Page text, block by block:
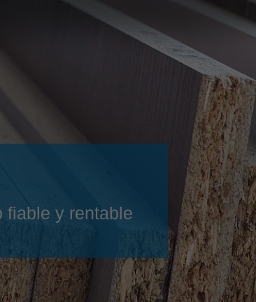
日本語
english
USA
Việt
中国
ประ
fiable y rentable